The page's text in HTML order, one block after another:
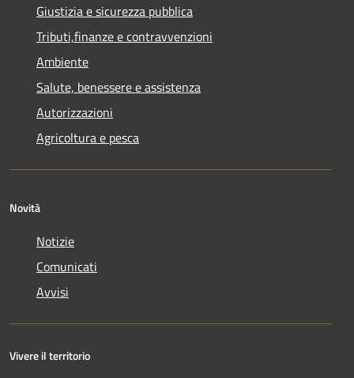
Giustizia e sicurezza pubblica
Tributi,finanze e contravvenzioni
Ambiente
Salute, benessere e assistenza
Autorizzazioni
Agricoltura e pesca
Novità
Notizie
Comunicati
Avvisi
Vivere il territorio